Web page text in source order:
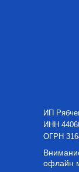
офлайн
ИП
ИНН
OГРН